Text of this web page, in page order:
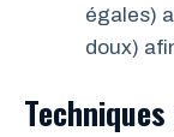
égales)
doux)